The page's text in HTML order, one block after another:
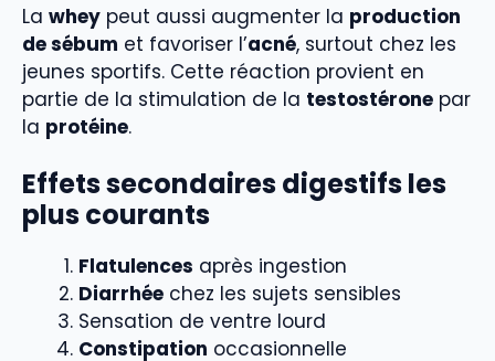
La whey peut aussi augmenter la production
de sébum et favoriser l’acné, surtout chez les
jeunes sportifs. Cette réaction provient en
partie de la stimulation de la testostérone par
la protéine.
Effets secondaires digestifs les
plus courants
Flatulences après ingestion
Diarrhée chez les sujets sensibles
Sensation de ventre lourd
Constipation occasionnelle